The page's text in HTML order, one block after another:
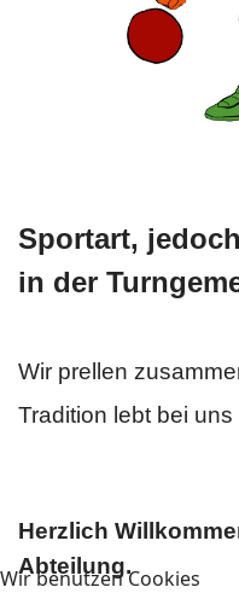
Sportart,
in der
Wir prellen
Tradition lebt bei uns
Herzlich
Abteilung.
Wir benutzen Cookies